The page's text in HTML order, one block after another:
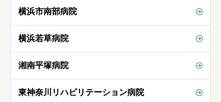
横浜市南部病院
横浜若草病院
湘南平塚病院
東神奈川リハビリテーション病院